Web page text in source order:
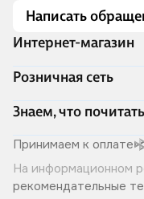
Написать
Интернет-магазин
Акции
Доставка и оплата
Программа лояльности
Подарочные
Правила продажи
Политика
Розничная сеть
Адреса магазинов
Книжный Дозор
О компании
Читай-город для
Хотите у нас
Знаем, что почитать
Скоро в продаже
Лучшие из лучших
Читай-журнал
Принимаем к оплате
На информационном
рекомендательные